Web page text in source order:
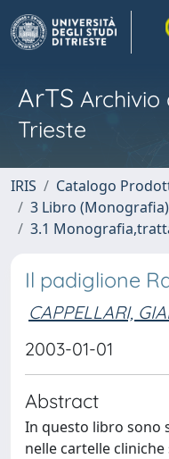
ArTS Archivio
Trieste
IRIS
Catalogo
3 Libro (Monografia)
3.1
Il padiglione
CAPPELLARI,
2003-01-01
Abstract
In questo libro sono
nelle cartelle